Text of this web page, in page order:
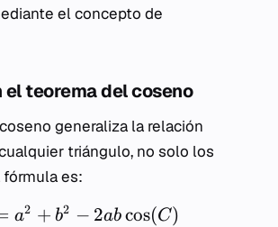
el concepto de
el teorema del coseno
generaliza la relación
triángulo, no solo los
es:
a2 + b2 − 2ab cos(C)